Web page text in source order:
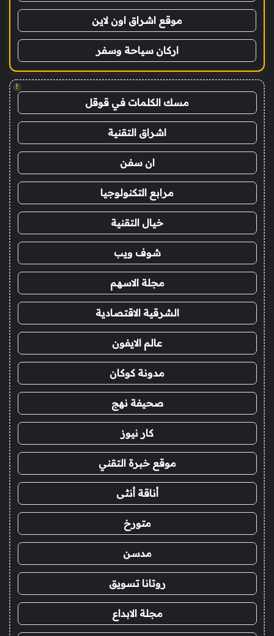
موقع اشراق اون لاين
اركان سياحة وسفر
!
مسك الكلمات في قوقل
اشراق التقنية
ان سفن
مرابع التكنولوجيا
خيال التقنية
شوف ويب
مجلة الاسهم
الشرقية الاقتصادية
عالم الايفون
مدونة كوكان
صحيفة نهج
كار نيوز
موقع خبرة التقني
أناقة أنثى
متورخ
مدسن
روتانا تسويق
مجلة الابداع